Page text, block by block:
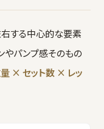
右する中心的な要素
やパンプ感そのもの
量 × セット数 × レッ